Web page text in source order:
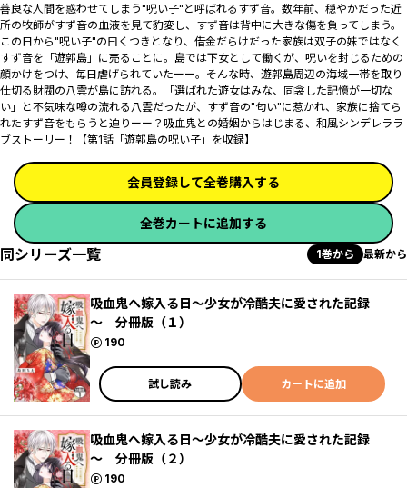
善良な人間を惑わせてしまう"呪い子"と呼ばれるすず音。数年前、穏やかだった近
所の牧師がすず音の血液を見て豹変し、すず音は背中に大きな傷を負ってしまう。
この日から"呪い子"の曰くつきとなり、借金だらけだった家族は双子の妹ではなく
すず音を「遊郭島」に売ることに。島では下女として働くが、呪いを封じるための
顔かけをつけ、毎日虐げられていたーー。そんな時、遊郭島周辺の海域一帯を取り
仕切る財閥の八雲が島に訪れる。「選ばれた遊女はみな、同衾した記憶が一切な
い」と不気味な噂の流れる八雲だったが、すず音の"匂い"に惹かれ、家族に捨てら
れたすず音をもらうと迫りーー？吸血鬼との婚姻からはじまる、和風シンデレララ
ブストーリー！【第1話「遊郭島の呪い子」を収録】
会員登録して全巻購入する
全巻カートに追加する
同シリーズ一覧 1巻から 最新から
吸血鬼へ嫁入る日～少女が冷酷夫に愛された記録
～ 分冊版（１）
190
ポイント
試し読み カートに追加
吸血鬼へ嫁入る日～少女が冷酷夫に愛された記録
～ 分冊版（２）
190
ポイント